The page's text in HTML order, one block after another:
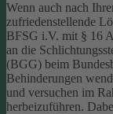
Wenn auch nach
zufriedenstellende
BFSG i.V. mit § 16
an die
(BGG) beim
Behinderungen
und versuchen im
herbeizuführen.